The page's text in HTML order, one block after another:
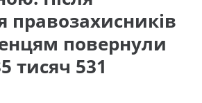
правозахисників
повернули
тисяч 531